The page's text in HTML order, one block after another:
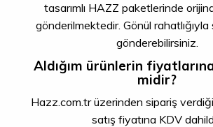
tasarımlı HAZZ paketlerinde
gönderilmektedir. Gönül
gönderebilirsiniz.
Aldığım ürünlerin
midir?
Hazz.com.tr üzerinden sipariş
satış fiyatına KDV